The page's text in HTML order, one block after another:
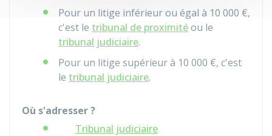
Pour un litige inférieur ou égal à 10 000 €,
c'est le tribunal de proximitéou le
tribunal judiciaire.
Pour un litige supérieur à 10 000 €, c'est
le tribunal judiciaire.
Où s'adresser ?
Tribunal judiciaire